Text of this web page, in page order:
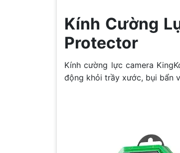
Kính Cường
Protector
Kính cường lực camera
động khỏi trầy xước, bụi bẩn